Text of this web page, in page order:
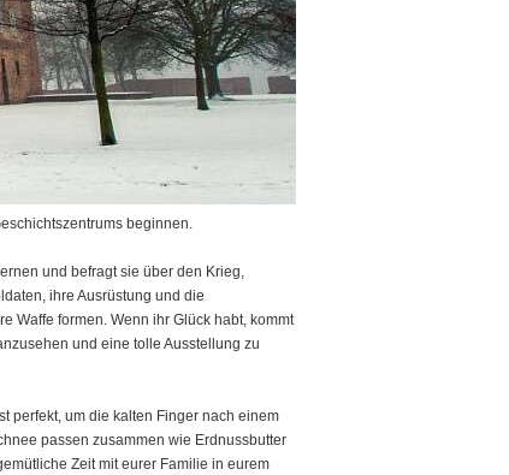
beginnen.
und befragt sie über den Krieg,
ihre Ausrüstung und die
Waffe formen. Wenn ihr Glück habt, kommt
und eine tolle Ausstellung zu
perfekt, um die kalten Finger nach einem
passen zusammen wie Erdnussbutter
Zeit mit eurer Familie in eurem